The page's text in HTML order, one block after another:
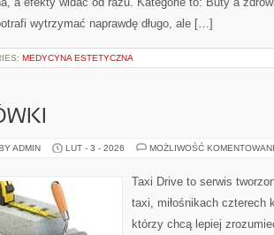
wytrzymać naprawdę długo, ale […]
MEDYCYNA ESTETYCZNA
ADMIN LUT - 3 - 2026 MOŻLIWOŚĆ
Taxi Drive to serwis
taxi, miłośnikach czterech
którzy chcą lepiej